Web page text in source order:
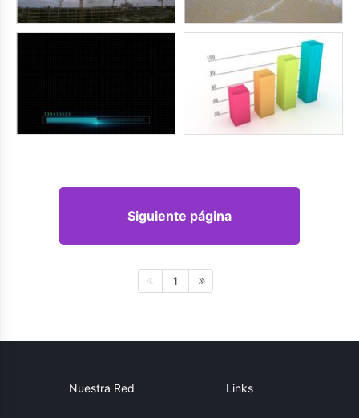
Siguiente página
1
Nuestra Red Links